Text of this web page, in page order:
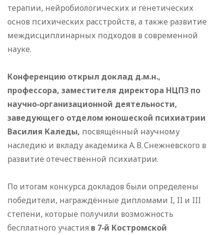
терапии, нейробиологических и генетических
основ психических расстройств, а также развитие
междисциплинарных подходов в современной
науке.
Конференцию открыл доклад д.м.н.,
профессора, заместителя директора НЦПЗ по
научно‑организационной деятельности,
заведующего отделом юношеской психиатрии
Василия Каледы, посвящённый научному
наследию и вкладу академика А. В. Снежневского в
развитие отечественной психиатрии.
По итогам конкурса докладов были определены
победители, награждённые дипломами I, II и III
степени, которые получили возможность
бесплатного участия в 7‑й Костромской